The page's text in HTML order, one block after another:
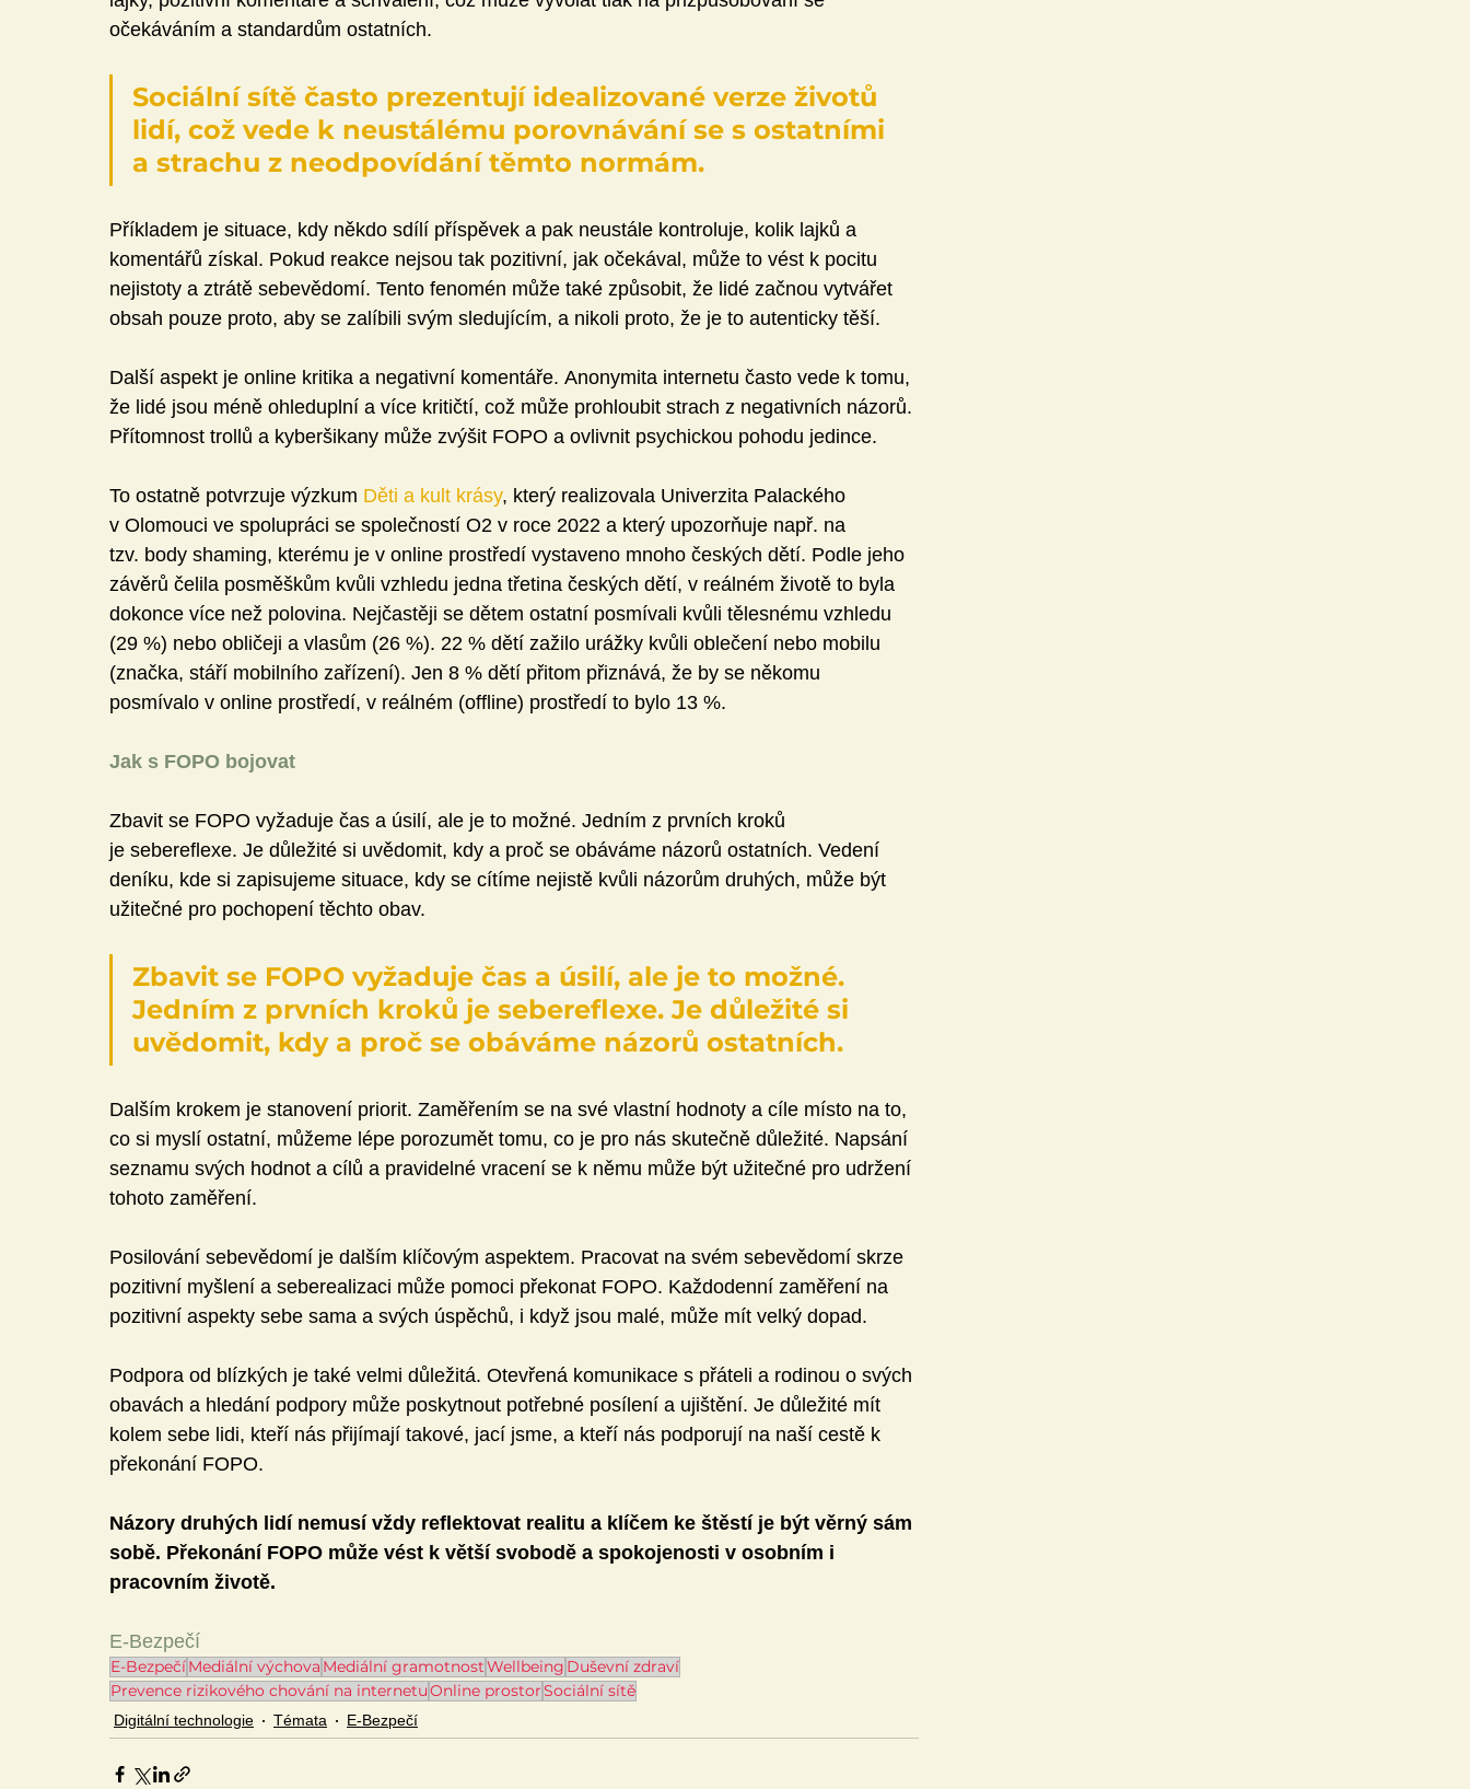
očekáváním a standardům ostatních.
Sociální sítě často prezentují idealizované verze životů
lidí, což vede k neustálému porovnávání se s ostatními
a strachu z neodpovídání těmto normám.
Příkladem je situace, kdy někdo sdílí příspěvek a pak neustále kontroluje, kolik lajků a
komentářů získal. Pokud reakce nejsou tak pozitivní, jak očekával, může to vést k pocitu
nejistoty a ztrátě sebevědomí. Tento fenomén může také způsobit, že lidé začnou vytvářet
obsah pouze proto, aby se zalíbili svým sledujícím, a nikoli proto, že je to autenticky těší.
Další aspekt je online kritika a negativní komentáře. Anonymita internetu často vede k tomu,
že lidé jsou méně ohleduplní a více kritičtí, což může prohloubit strach z negativních názorů.
Přítomnost trollů a kyberšikany může zvýšit FOPO a ovlivnit psychickou pohodu jedince.
To ostatně potvrzuje výzkum Děti a kult krásy, který realizovala Univerzita Palackého
v Olomouci ve spolupráci se společností O2 v roce 2022 a který upozorňuje např. na
tzv. body shaming, kterému je v online prostředí vystaveno mnoho českých dětí. Podle jeho
závěrů čelila posměškům kvůli vzhledu jedna třetina českých dětí, v reálném životě to byla
dokonce více než polovina. Nejčastěji se dětem ostatní posmívali kvůli tělesnému vzhledu
(29 %) nebo obličeji a vlasům (26 %). 22 % dětí zažilo urážky kvůli oblečení nebo mobilu
(značka, stáří mobilního zařízení). Jen 8 % dětí přitom přiznává, že by se někomu
posmívalo v online prostředí, v reálném (offline) prostředí to bylo 13 %.
Jak s FOPO bojovat
Zbavit se FOPO vyžaduje čas a úsilí, ale je to možné. Jedním z prvních kroků
je sebereflexe. Je důležité si uvědomit, kdy a proč se obáváme názorů ostatních. Vedení
deníku, kde si zapisujeme situace, kdy se cítíme nejistě kvůli názorům druhých, může být
užitečné pro pochopení těchto obav.
Zbavit se FOPO vyžaduje čas a úsilí, ale je to možné.
Jedním z prvních kroků je sebereflexe. Je důležité si
uvědomit, kdy a proč se obáváme názorů ostatních.
Dalším krokem je stanovení priorit. Zaměřením se na své vlastní hodnoty a cíle místo na to,
co si myslí ostatní, můžeme lépe porozumět tomu, co je pro nás skutečně důležité. Napsání
seznamu svých hodnot a cílů a pravidelné vracení se k němu může být užitečné pro udržení
tohoto zaměření.
Posilování sebevědomí je dalším klíčovým aspektem. Pracovat na svém sebevědomí skrze
pozitivní myšlení a seberealizaci může pomoci překonat FOPO. Každodenní zaměření na
pozitivní aspekty sebe sama a svých úspěchů, i když jsou malé, může mít velký dopad.
Podpora od blízkých je také velmi důležitá. Otevřená komunikace s přáteli a rodinou o svých
obavách a hledání podpory může poskytnout potřebné posílení a ujištění. Je důležité mít
kolem sebe lidi, kteří nás přijímají takové, jací jsme, a kteří nás podporují na naší cestě k
překonání FOPO.
Názory druhých lidí nemusí vždy reflektovat realitu a klíčem ke štěstí je být věrný sám
sobě. Překonání FOPO může vést k větší svobodě a spokojenosti v osobním i
pracovním životě.
E-Bezpečí
E-BezpečíMediální výchova Mediální gramotnostWellbeing Duševní zdraví
Prevence rizikového chování na internetuOnline prostorSociální sítě
Digitální technologie Témata E-Bezpečí